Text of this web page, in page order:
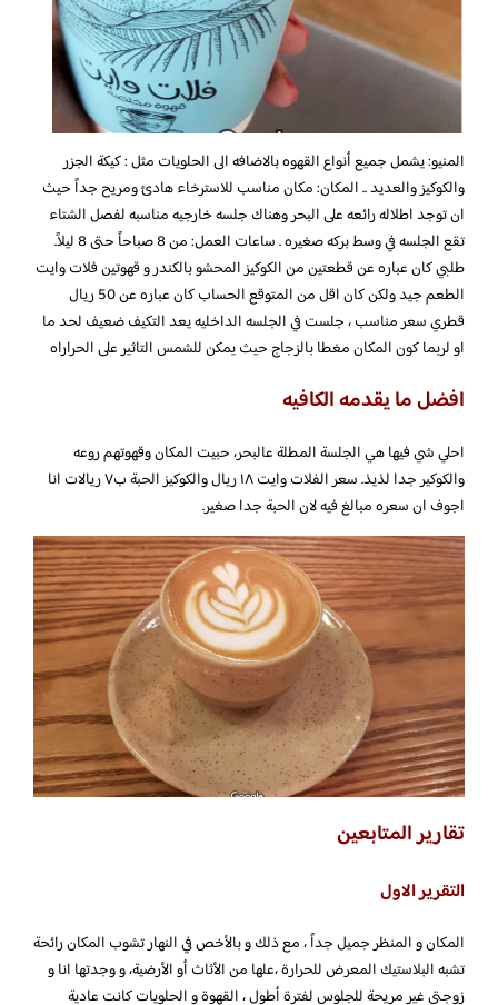
المنيو: يشمل جميع أنواع القهوه بالاضافه الى الحلويات مثل : كيكة الجزر
والكوكيز والعديد .. المكان: مكان مناسب للاسترخاء هادئ ومريح جداً حيث
ان توجد اطلاله رائعه على البحر وهناك جلسه خارجيه مناسبه لفصل الشتاء
تقع الجلسه في وسط بركه صغيره . ساعات العمل: من 8 صباحاً حتى 8 ليلاً.
طلبي كان عباره عن قطعتين من الكوكيز المحشو بالكندر و قهوتين فلات وايت
الطعم جيد ولكن كان اقل من المتوقع الحساب كان عباره عن 50 ريال
قطري سعر مناسب ، جلست في الجلسه الداخليه يعد التكيف ضعيف لحد ما
او لربما كون المكان مغطا بالزجاج حيث يمكن للشمس التاثير على الحراراه
افضل ما يقدمه الكافيه
احلي شي فيها هي الجلسة المطلة عالبحر، حبيت المكان وقهوتهم روعه
والكوكير جدا لذيذ. سعر الفلات وايت ١٨ ريال والكوكيز الحبة ب٧ ريالات انا
اجوف ان سعره مبالغ فيه لان الحبة جدا صغير.
تقارير المتابعين
التقرير الاول
المكان و المنظر جميل جداً ، مع ذلك و بالأخص في النهار تشوب المكان رائحة
تشبه البلاستيك المعرض للحرارة ،علها من الأثاث أو الأرضية، و وجدتها انا و
زوجتي غير مريحة للجلوس لفترة أطول ، القهوة و الحلويات كانت عادية